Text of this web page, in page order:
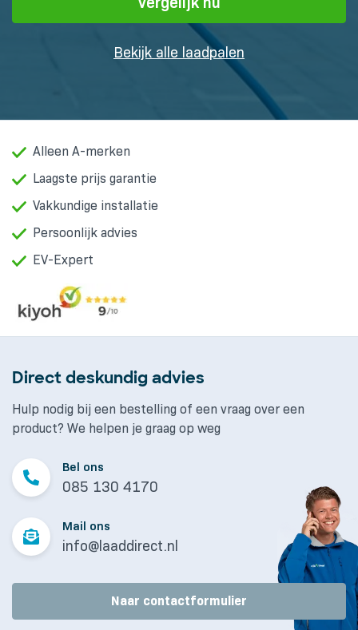
Bekijk alle laadpalen
Alleen A-merken
Laagste prijs garantie
Vakkundige installatie
Persoonlijk advies
EV-Expert
Direct deskundig advies
Hulp nodig bij een bestelling of een vraag over een
product? We helpen je graag op weg
Bel ons
085 130 4170
Mail ons
info@laaddirect.nl
Naar contactformulier